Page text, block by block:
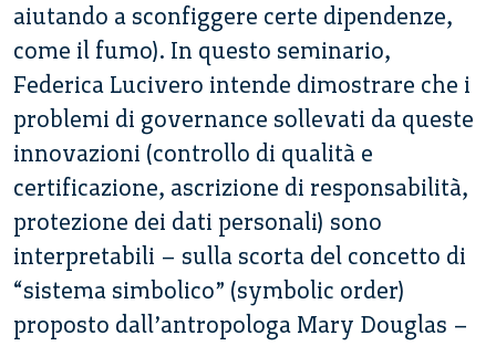
aiutando a sconfiggere certe dipendenze,
come il fumo). In questo seminario,
Federica Lucivero intende dimostrare che i
problemi di governance sollevati da queste
innovazioni (controllo di qualità e
certificazione, ascrizione di responsabilità,
protezione dei dati personali) sono
interpretabili – sulla scorta del concetto di
“sistema simbolico” (symbolic order)
proposto dall’antropologa Mary Douglas –